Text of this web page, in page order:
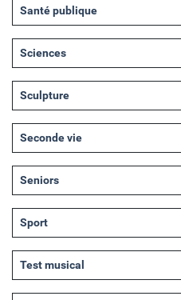
Santé publique
Sciences
Sculpture
Seconde vie
Seniors
Sport
Test musical